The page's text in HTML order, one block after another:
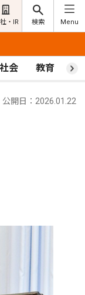
・IR 検索 Menu
社会 教育 ス
公開日：2026.01.22